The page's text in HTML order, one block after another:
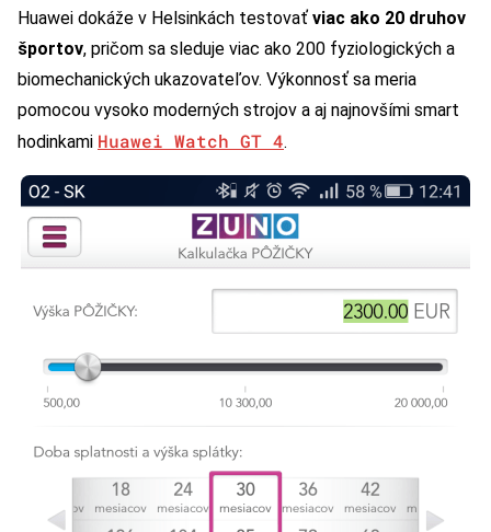
Huawei dokáže v Helsinkách testovať viac ako 20 druhov
športov, pričom sa sleduje viac ako 200 fyziologických a
biomechanických ukazovateľov. Výkonnosť sa meria
pomocou vysoko moderných strojov a aj najnovšími smart
hodinkami Huawei Watch GT 4.